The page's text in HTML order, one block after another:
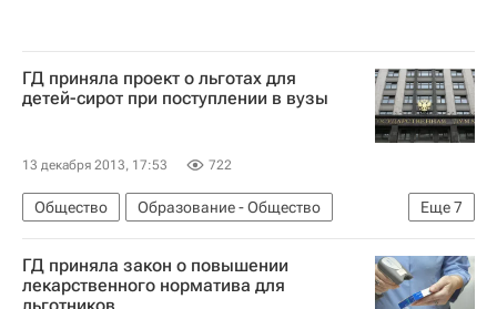
ГД приняла проект о льготах для
детей-сирот при поступлении в вузы
13 декабря 2013, 17:53 722
Еще7
Общество
Образование - Общество
Жизнь без преград
Весь мир
Европа
Григорий Балыхин
Единая Россия
ГД приняла закон о повышении
лекарственного норматива для